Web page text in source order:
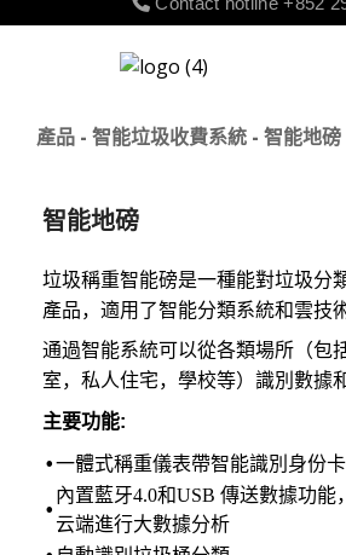
產品 - 智能垃圾收費系統 - 智能地磅
智能地磅
垃圾稱重智能磅是一種能對垃圾分
產品，適用了智能分類系統和雲技術
通過智能系統可以從各類場所（包
室，私人住宅，學校等）識別數據
主要功能:
•一體式稱重儀表帶智能識別身份卡
•
內置藍牙4.0和USB 傳送數據功能
云端進行大數據分析